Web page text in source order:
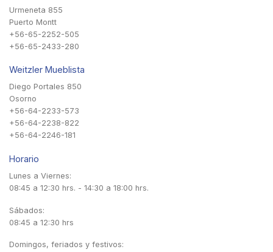
Urmeneta 855
Puerto Montt
+56-65-2252-505
+56-65-2433-280
Weitzler Mueblista
Diego Portales 850
Osorno
+56-64-2233-573
+56-64-2238-822
+56-64-2246-181
Horario
Lunes a Viernes:
08:45 a 12:30 hrs. - 14:30 a 18:00 hrs.
Sábados:
08:45 a 12:30 hrs
Domingos, feriados y festivos: